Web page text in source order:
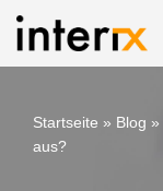
Startseite » Blog »
aus?